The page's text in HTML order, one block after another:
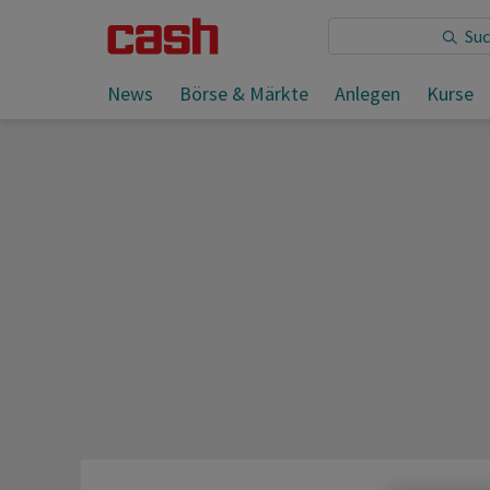
News Börse & Märkte Anlegen Kurse
Sie lesen: